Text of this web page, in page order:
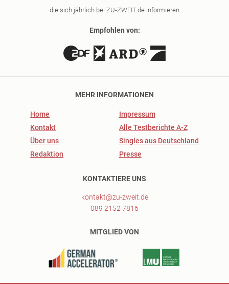
die sich jährlich bei ZU-ZWEIT.de informieren
Empfohlen von:
MEHR INFORMATIONEN
Home
Kontakt
Über uns
Redaktion
Impressum
Alle Testberichte A-Z
Singles aus Deutschland
Presse
KONTAKTIERE UNS
kontakt@zu-zweit.de
089 2152 7816
MITGLIED VON